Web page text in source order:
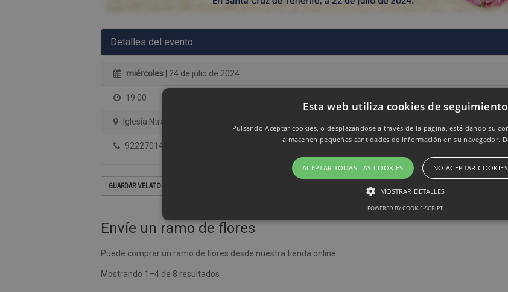
Detalles del evento
miércoles | 24 de julio de 2024
19:00
Iglesia Ntra. Sra. de la Concepción (Santa Cruz de Tenerife)
922270144
GUARDAR VELATORIO EN SU CALENDARIO
Envíe un ramo de flores
Puede comprar un ramo de flores desde nuestra tienda online
Mostrando 1–4 de 8 resultados
Esta web utiliza cookies de seguimiento
Pulsando Aceptar cookies, o desplazándose a través de la página, está dando su
almacenen pequeñas cantidades de información en su navegador.
ACEPTAR TODAS LAS COOKIES NO ACEPTAR COOKIES
MOSTRAR DETALLES
Las cookies de rendimiento se utilizan para ver cómo los visitantes usan el sitio web, por ejemplo.
usar para identificar directamente a cierto visitante.
POWERED BY COOKIE-SCRIPT